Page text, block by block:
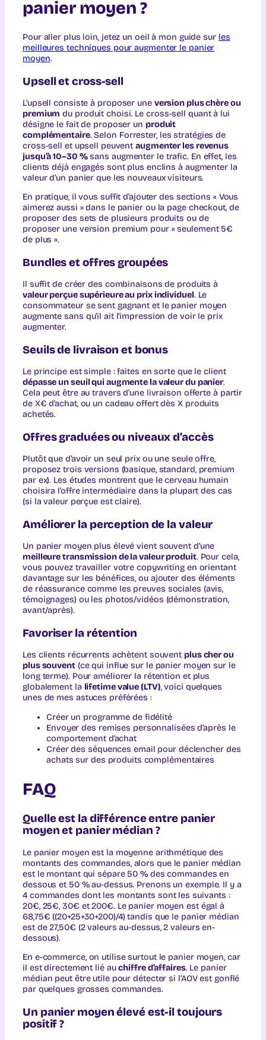
panier moyen ?
Pour aller plus loin, jetez un oeil à mon guide sur les
meilleures techniques pour augmenter le panier
moyen.
Upsell et cross-sell
L’upsell consiste à proposer une version plus chère ou
premium du produit choisi. Le cross-sell quant à lui
désigne le fait de proposer un produit
complémentaire. Selon Forrester, les stratégies de
cross-sell et upsell peuventaugmenter les revenus
jusqu’à 10–30 %sans augmenter le trafic. En effet, les
clients déjà engagés sont plus enclins à augmenter la
valeur d’un panier que les nouveaux visiteurs.
En pratique, il vous suffit d’ajouter des sections « Vous
aimerez aussi » dans le panier ou la page checkout, de
proposer des sets de plusieurs produits ou de
proposer une version premium pour « seulement 5€
de plus ».
Bundles et offres groupées
Il suffit de créer des combinaisons de produits à
valeur perçue supérieure au prix individuel. Le
consommateur se sent gagnant et le panier moyen
augmente sans qu’il ait l’impression de voir le prix
augmenter.
Seuils de livraison et bonus
Le principe est simple : faites en sorte que le client
dépasse un seuil qui augmente la valeur du panier.
Cela peut être au travers d’une livraison offerte à partir
de X€ d’achat, ou un cadeau offert dès X produits
achetés.
Offres graduées ou niveaux d’accès
Plutôt que d’avoir un seul prix ou une seule offre,
proposez trois versions (basique, standard, premium
par ex). Les études montrent que le cerveau humain
choisira l’offre intermédiaire dans la plupart des cas
(si la valeur perçue est claire).
Améliorer la perception de la valeur
Un panier moyen plus élevé vient souvent d’une
meilleure transmission de la valeur produit. Pour cela,
vous pouvez travailler votre copywriting en orientant
davantage sur les bénéfices, ou ajouter des éléments
de réassurance comme les preuves sociales (avis,
témoignages) ou les photos/vidéos (démonstration,
avant/après).
Favoriser la rétention
Les clients récurrents achètent souvent plus cher ou
plus souvent(ce qui influe sur le panier moyen sur le
long terme). Pour améliorer la rétention et plus
globalement la lifetime value (LTV), voici quelques
unes de mes astuces préférées :
Créer un programme de fidélité
Envoyer des remises personnalisées d’après le
comportement d’achat
Créer des séquences email pour déclencher des
achats sur des produits complémentaires
FAQ
Quelle est la différence entre panier
moyen et panier médian ?
Le panier moyen est la moyenne arithmétique des
montants des commandes, alors que le panier médian
est le montant qui sépare 50 % des commandes en
dessous et 50 % au-dessus. Prenons un exemple. Il y a
4 commandes dont les montants sont les suivants :
20€, 25€, 30€ et 200€. Le panier moyen est égal à
68,75€ ((20+25+30+200)/4) tandis que le panier médian
est de 27,50€ (2 valeurs au-dessus, 2 valeurs en-
dessous).
En e-commerce, on utilise surtout le panier moyen, car
il est directement lié auchiffre d’affaires. Le panier
médian peut être utile pour détecter si l’AOV est gonflé
par quelques grosses commandes.
Un panier moyen élevé est-il toujours
positif ?